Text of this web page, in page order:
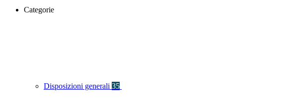
Categorie
Disposizioni generali 35